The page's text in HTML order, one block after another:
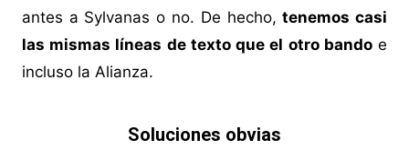
antes a Sylvanas o no. De hecho,tenemos casi
las mismas líneas de texto que el otro bandoe
incluso la Alianza.
Soluciones obvias